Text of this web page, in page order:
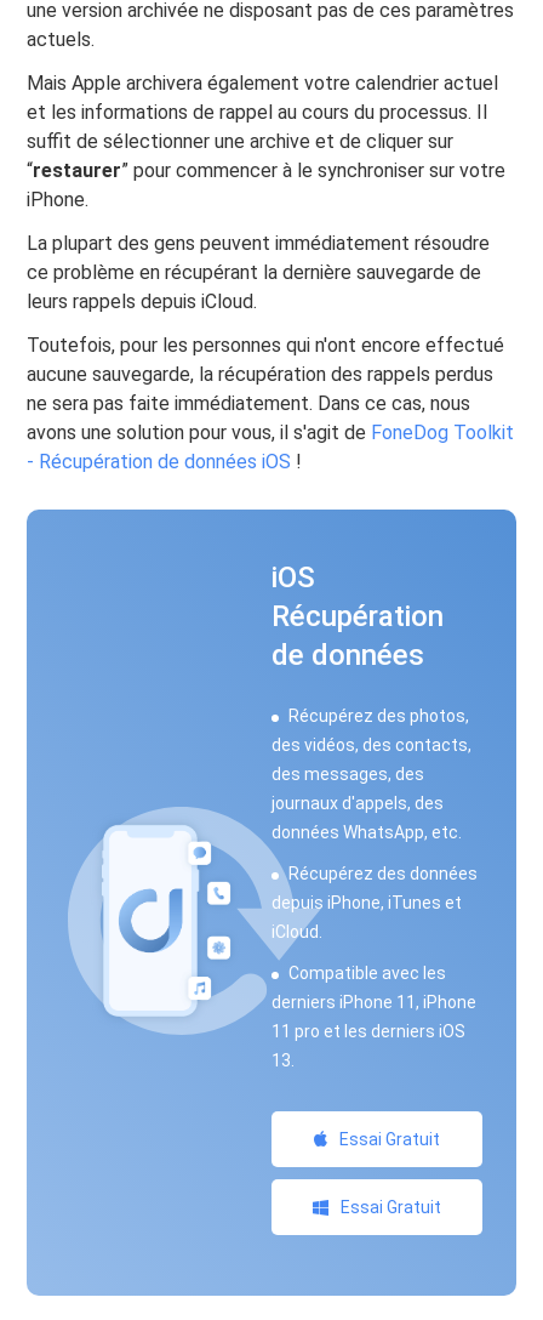
une version archivée ne disposant pas de ces paramètres
actuels.
Mais Apple archivera également votre calendrier actuel
et les informations de rappel au cours du processus. Il
suffit de sélectionner une archive et de cliquer sur
“restaurer” pour commencer à le synchroniser sur votre
iPhone.
La plupart des gens peuvent immédiatement résoudre
ce problème en récupérant la dernière sauvegarde de
leurs rappels depuis iCloud.
Toutefois, pour les personnes qui n'ont encore effectué
aucune sauvegarde, la récupération des rappels perdus
ne sera pas faite immédiatement. Dans ce cas, nous
avons une solution pour vous, il s'agit de FoneDog Toolkit
- Récupération de données iOS !
iOS
Récupération
de données
Récupérez des photos,
des vidéos, des contacts,
des messages, des
journaux d'appels, des
données WhatsApp, etc.
Récupérez des données
depuis iPhone, iTunes et
iCloud.
Compatible avec les
derniers iPhone 11, iPhone
11 pro et les derniers iOS
13.
Essai Gratuit
Essai Gratuit